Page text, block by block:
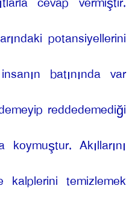
potansiyellerini
batınında var
reddedemediği
Akıllarını
kalplerini temizlemek